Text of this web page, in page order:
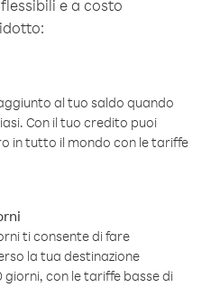
e a costo
al tuo saldo quando
Con il tuo credito puoi
in tutto il mondo con le tariffe
ti consente di fare
la tua destinazione
con le tariffe basse di